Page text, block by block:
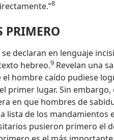
8
PRIMERO
se declaran en lenguaje
hebreo.9 Revelan una
hombre caído pudiese
primer lugar. Sin
en que hombres de
lista de los mandamientos
pusieron primero el